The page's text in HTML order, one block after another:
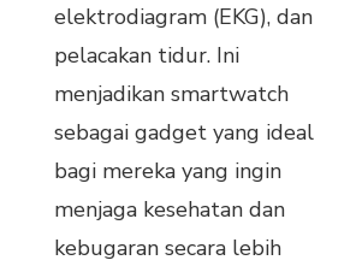
elektrodiagram (EKG), dan
pelacakan tidur. Ini
menjadikan smartwatch
sebagai gadget yang ideal
bagi mereka yang ingin
menjaga kesehatan dan
kebugaran secara lebih